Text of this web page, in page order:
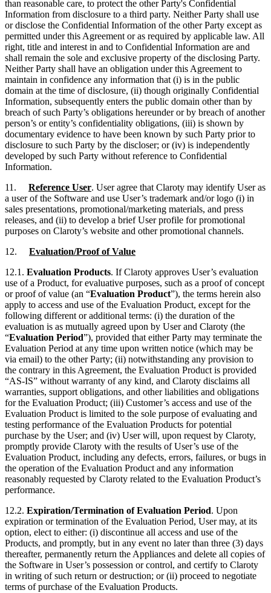
than reasonable care, to protect the other Party's Confidential
Information from disclosure to a third party. Neither Party shall use
or disclose the Confidential Information of the other Party except as
permitted under this Agreement or as required by applicable law. All
right, title and interest in and to Confidential Information are and
shall remain the sole and exclusive property of the disclosing Party.
Neither Party shall have an obligation under this Agreement to
maintain in confidence any information that (i) is in the public
domain at the time of disclosure, (ii) though originally Confidential
Information, subsequently enters the public domain other than by
breach of such Party’s obligations hereunder or by breach of another
person’s or entity’s confidentiality obligations, (iii) is shown by
documentary evidence to have been known by such Party prior to
disclosure to such Party by the discloser; or (iv) is independently
developed by such Party without reference to Confidential
Information.
11. Reference User. User agree that Claroty may identify User as
a user of the Software and use User’s trademark and/or logo (i) in
sales presentations, promotional/marketing materials, and press
releases, and (ii) to develop a brief User profile for promotional
purposes on Claroty’s website and other promotional channels.
12. Evaluation/Proof of Value
12.1. Evaluation Products. If Claroty approves User’s evaluation
use of a Product, for evaluative purposes, such as a proof of concept
or proof of value (an “Evaluation Product”), the terms herein also
apply to access and use of the Evaluation Product, except for the
following different or additional terms: (i) the duration of the
evaluation is as mutually agreed upon by User and Claroty (the
“Evaluation Period”), provided that either Party may terminate the
Evaluation Period at any time upon written notice (which may be
via email) to the other Party; (ii) notwithstanding any provision to
the contrary in this Agreement, the Evaluation Product is provided
“AS-IS” without warranty of any kind, and Claroty disclaims all
warranties, support obligations, and other liabilities and obligations
for the Evaluation Product; (iii) Customer’s access and use of the
Evaluation Product is limited to the sole purpose of evaluating and
testing performance of the Evaluation Products for potential
purchase by the User; and (iv) User will, upon request by Claroty,
promptly provide Claroty with the results of User’s use of the
Evaluation Product, including any defects, errors, failures, or bugs in
the operation of the Evaluation Product and any information
reasonably requested by Claroty related to the Evaluation Product’s
performance.
12.2. Expiration/Termination of Evaluation Period. Upon
expiration or termination of the Evaluation Period, User may, at its
option, elect to either: (i) discontinue all access and use of the
Products, and promptly, but in any event no later than three (3) days
thereafter, permanently return the Appliances and delete all copies of
the Software in User’s possession or control, and certify to Claroty
in writing of such return or destruction; or (ii) proceed to negotiate
terms of purchase of the Evaluation Products.